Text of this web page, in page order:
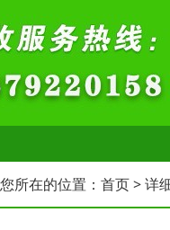
您所在的位置： 首页> 详